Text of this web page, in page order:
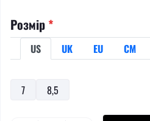
Розмір *
US UK EU СМ
7 8,5